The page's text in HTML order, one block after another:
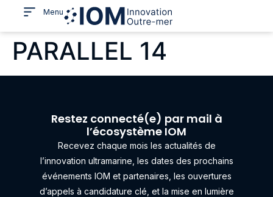
Menu
PARALLEL 14
Restez connecté(e) par mail à
l’écosystème IOM
Recevez chaque mois les actualités de
l’innovation ultramarine, les dates des prochains
événements IOM et partenaires, les ouvertures
d’appels à candidature clé, et la mise en lumière